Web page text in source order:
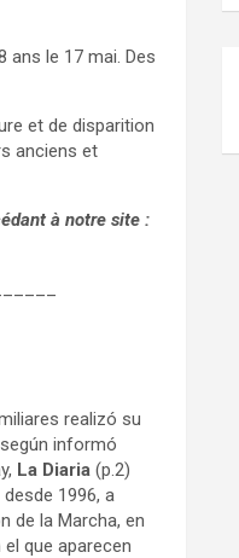
ans le 17 mai. Des
et de disparition
anciens et
à notre site :
realizó su
informó
La Diaria (p.2)
1996, a
de la Marcha, en
que aparecen